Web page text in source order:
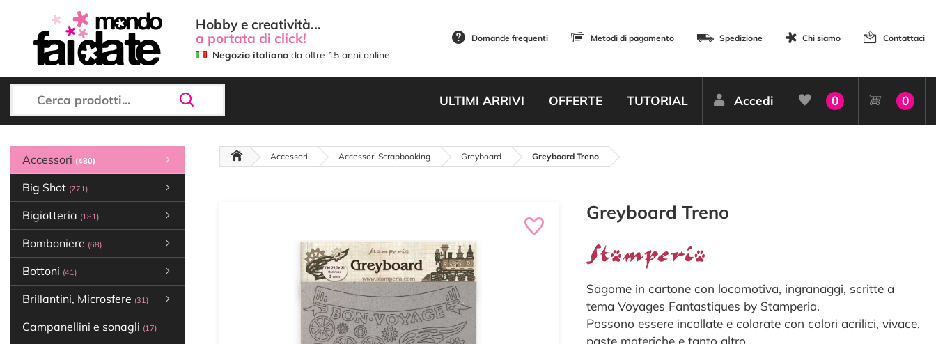
Hobby e creatività...
a portata di click!
Negozio italiano da oltre 15 anni online
Domande frequenti Metodi di pagamento Spedizione Chi siamo Contattaci
ULTIMI ARRIVI OFFERTE TUTORIAL Accedi 0 0
Accessori (480)
Big Shot (771)
Bigiotteria (181)
Bomboniere (68)
Bottoni (41)
Brillantini, Microsfere (31)
Campanellini e sonagli (17)
Accessori Accessori Scrapbooking Greyboard Greyboard Treno
Greyboard Treno
Sagome in cartone con locomotiva, ingranaggi, scritte a
tema Voyages Fantastiques by Stamperia.
Possono essere incollate e colorate con colori acrilici, vivace,
paste materiche e tanto altro.